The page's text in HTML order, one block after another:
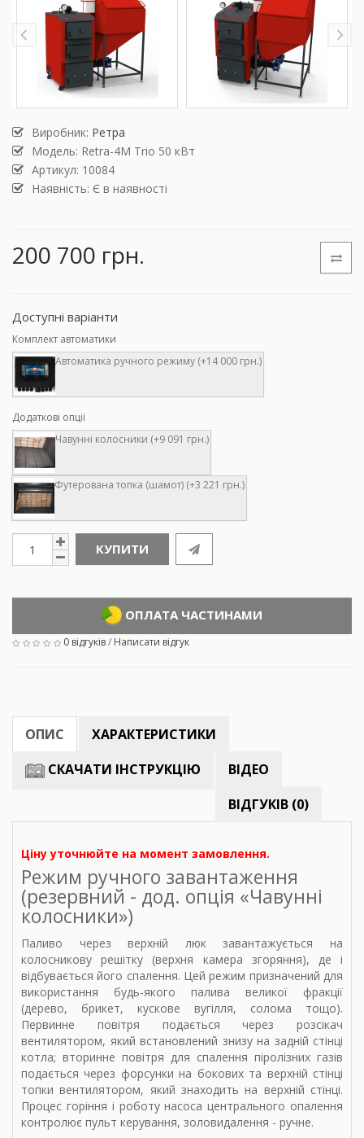
Виробник: Ретра
Модель: Retra-4М Trio 50 кВт
Артикул: 10084
Наявність: Є в наявності
200 700 грн.
Доступні варіанти
Комплект автоматики
Автоматика ручного режиму (+14 000 грн.)
Додаткові опції
Чавунні колосники (+9 091 грн.)
Футерована топка (шамот) (+3 221 грн.)
КУПИТИ
ОПЛАТА ЧАСТИНАМИ
0 відгуків/ Написати відгук
ОПИС
ХАРАКТЕРИСТИКИ
СКАЧАТИ ІНСТРУКЦІЮ
ВІДЕО
ВІДГУКІВ (0)
Ціну уточнюйте на момент замовлення.
Режим ручного завантаження
(резервний - дод. опція «Чавунні
колосники»)
Паливо через верхній люк завантажується на
колосникову решітку (верхня камера згоряння), де і
відбувається його спалення. Цей режим призначений для
використання будь-якого палива великої фракції
(дерево, брикет, кускове вугілля, солома тощо).
Первинне повітря подається через розсікач
вентилятором, який встановлений знизу на задній стінці
котла; вторинне повітря для спалення піролізних газів
подається через форсунки на бокових та верхній стінці
топки вентилятором, який знаходить на верхній стінці.
Процес горіння і роботу насоса центрального опалення
контролює пульт керування, золовидалення - ручне.